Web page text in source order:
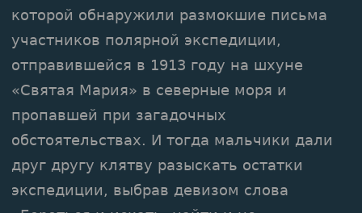
которой обнаружили размокшие письма
участников полярной экспедиции,
отправившейся в 1913 году на шхуне
«Святая Мария» в северные моря и
пропавшей при загадочных
обстоятельствах. И тогда мальчики дали
друг другу клятву разыскать остатки
экспедиции, выбрав девизом слова